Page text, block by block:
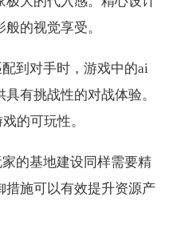
的视觉享受。
到对手时，游戏中的ai
有挑战性的对战体验。
的可玩性。
的基地建设同样需要精
措施可以有效提升资源产